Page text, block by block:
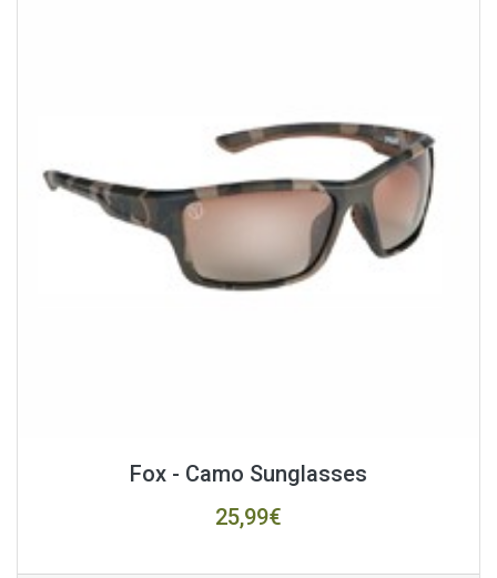
Fox - Camo Sunglasses
25,99€